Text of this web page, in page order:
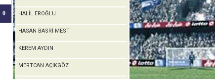
0 HALİL EROĞLU
HASAN BASRİ MEST
KEREM AYDIN
MERTCAN AÇIKGÖZ